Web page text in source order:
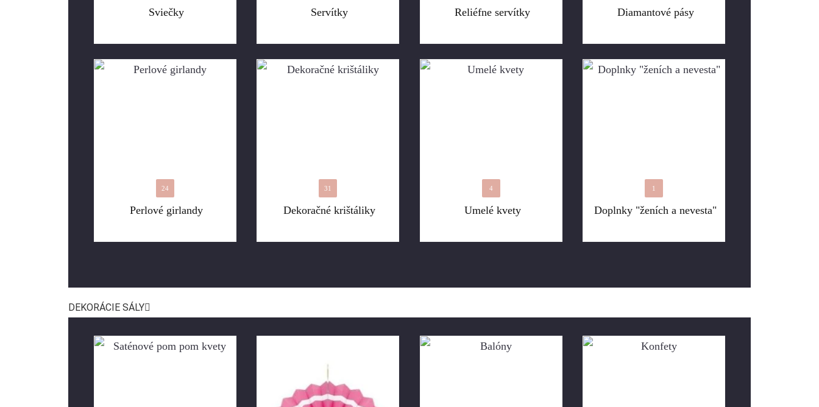
Sviečky Servítky Reliéfne servítky Diamantové pásy
Perlové girlandy
24
Dekoračné krištáliky
31
Umelé kvety
4
Doplnky "ženích a nevesta"
1
DEKORÁCIE SÁLY